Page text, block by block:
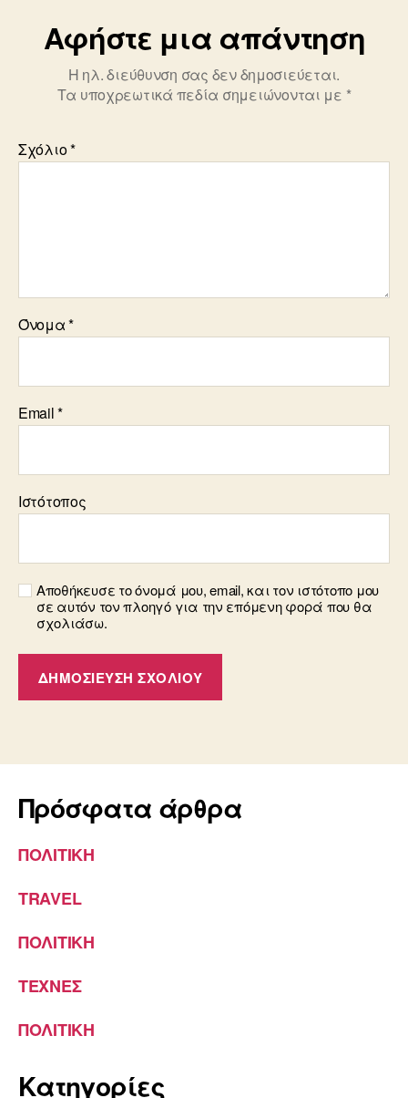
Αφήστε μια απάντηση
Η ηλ. διεύθυνση σας δεν δημοσιεύεται.
Τα υποχρεωτικά πεδία σημειώνονται με *
Σχόλιο*
Όνομα*
Email*
Ιστότοπος
Αποθήκευσε το όνομά μου, email, και τον ιστότοπο μου
σε αυτόν τον πλοηγό για την επόμενη φορά που θα
σχολιάσω.
Πρόσφατα άρθρα
ΠΟΛΙΤΙΚΗ
TRAVEL
ΠΟΛΙΤΙΚΗ
ΤΕΧΝΕΣ
ΠΟΛΙΤΙΚΗ
Kατηγορίες